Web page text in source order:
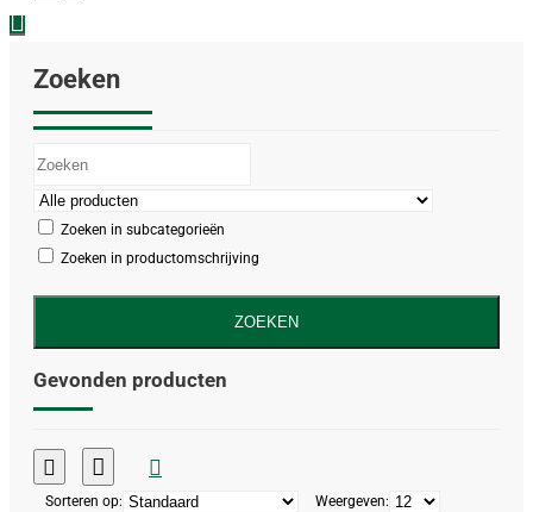
Zoeken
Zoeken in subcategorieën
Zoeken in productomschrijving
ZOEKEN
Gevonden producten
Sorteren op: Weergeven: